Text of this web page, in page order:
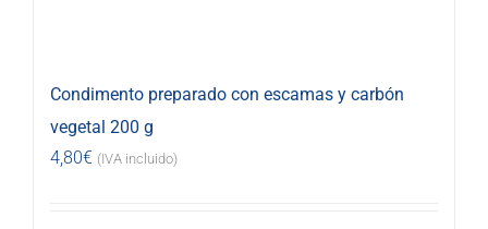
Condimento preparado con escamas y carbón
vegetal 200 g
4,80€ (IVA incluido)